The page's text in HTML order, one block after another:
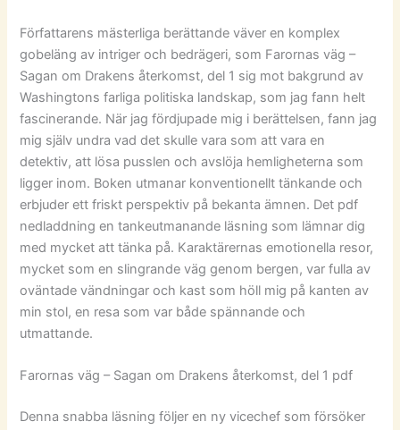
Författarens mästerliga berättande väver en komplex
gobeläng av intriger och bedrägeri, som Farornas väg –
Sagan om Drakens återkomst, del 1 sig mot bakgrund av
Washingtons farliga politiska landskap, som jag fann helt
fascinerande. När jag fördjupade mig i berättelsen, fann jag
mig själv undra vad det skulle vara som att vara en
detektiv, att lösa pusslen och avslöja hemligheterna som
ligger inom. Boken utmanar konventionellt tänkande och
erbjuder ett friskt perspektiv på bekanta ämnen. Det pdf
nedladdning en tankeutmanande läsning som lämnar dig
med mycket att tänka på. Karaktärernas emotionella resor,
mycket som en slingrande väg genom bergen, var fulla av
oväntade vändningar och kast som höll mig på kanten av
min stol, en resa som var både spännande och
utmattande.
Farornas väg – Sagan om Drakens återkomst, del 1 pdf
Denna snabba läsning följer en ny vicechef som försöker